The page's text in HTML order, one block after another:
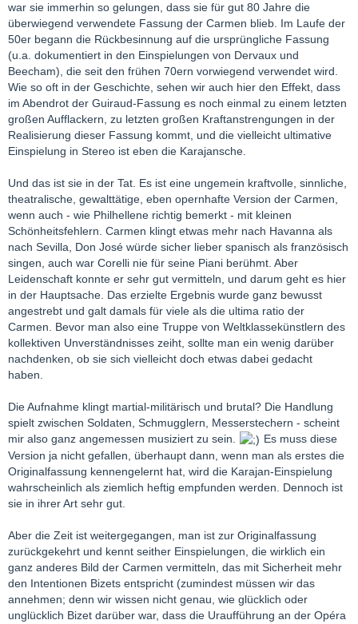
war sie immerhin so gelungen, dass sie für gut 80 Jahre die
überwiegend verwendete Fassung der Carmen blieb. Im Laufe der
50er begann die Rückbesinnung auf die ursprüngliche Fassung
(u.a. dokumentiert in den Einspielungen von Dervaux und
Beecham), die seit den frühen 70ern vorwiegend verwendet wird.
Wie so oft in der Geschichte, sehen wir auch hier den Effekt, dass
im Abendrot der Guiraud-Fassung es noch einmal zu einem letzten
großen Aufflackern, zu letzten großen Kraftanstrengungen in der
Realisierung dieser Fassung kommt, und die vielleicht ultimative
Einspielung in Stereo ist eben die Karajansche.
Und das ist sie in der Tat. Es ist eine ungemein kraftvolle, sinnliche,
theatralische, gewalttätige, eben opernhafte Version der Carmen,
wenn auch - wie Philhellene richtig bemerkt - mit kleinen
Schönheitsfehlern. Carmen klingt etwas mehr nach Havanna als
nach Sevilla, Don José würde sicher lieber spanisch als französisch
singen, auch war Corelli nie für seine Piani berühmt. Aber
Leidenschaft konnte er sehr gut vermitteln, und darum geht es hier
in der Hauptsache. Das erzielte Ergebnis wurde ganz bewusst
angestrebt und galt damals für viele als die ultima ratio der
Carmen. Bevor man also eine Truppe von Weltklassekünstlern des
kollektiven Unverständnisses zeiht, sollte man ein wenig darüber
nachdenken, ob sie sich vielleicht doch etwas dabei gedacht
haben.
Die Aufnahme klingt martial-militärisch und brutal? Die Handlung
spielt zwischen Soldaten, Schmugglern, Messerstechern - scheint
mir also ganz angemessen musiziert zu sein.
Es muss diese
Version ja nicht gefallen, überhaupt dann, wenn man als erstes die
Originalfassung kennengelernt hat, wird die Karajan-Einspielung
wahrscheinlich als ziemlich heftig empfunden werden. Dennoch ist
sie in ihrer Art sehr gut.
Aber die Zeit ist weitergegangen, man ist zur Originalfassung
zurückgekehrt und kennt seither Einspielungen, die wirklich ein
ganz anderes Bild der Carmen vermitteln, das mit Sicherheit mehr
den Intentionen Bizets entspricht (zumindest müssen wir das
annehmen; denn wir wissen nicht genau, wie glücklich oder
unglücklich Bizet darüber war, dass die Uraufführung an der Opéra